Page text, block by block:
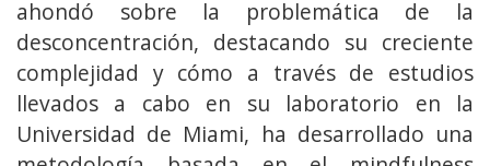
ahondó sobre la problemática de la
desconcentración, destacando su creciente
complejidad y cómo a través de estudios
llevados a cabo en su laboratorio en la
Universidad de Miami, ha desarrollado una